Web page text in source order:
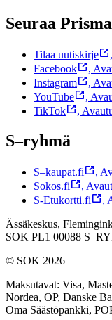
Seuraa
Tilaa uutiskirje ,
Facebook
,
Instagram
,
YouTube
,
TikTok
,
S–ryhmä
S–kaupat.fi ,
Sokos.fi
,
S-Etukortti.fi
,
Ässäkeskus,
SOK PL1 00088
© SOK 2026
Maksutavat: Visa,
Nordea, OP, Danske
Oma Säästöpankki,